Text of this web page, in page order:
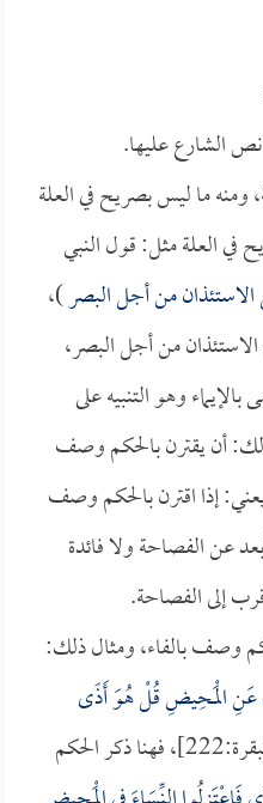
الشارع عليها.
ما ليس بصريح في العلة
في العلة مثل: قول النبي
الاستئذان من أجل البصر)،
من أجل البصر،
وهو التنبيه على
أن يقترن بالحكم وصف
إذا اقترن بالحكم وصف
عن الفصاحة ولا فائدة
إلى الفصاحة.
وصف بالفاء، ومثال ذلك:
عَنِ الْمَحِيضِ قُلْ هُوَ أَذًى
[البقرة:222]، فهنا ذكر الحكم